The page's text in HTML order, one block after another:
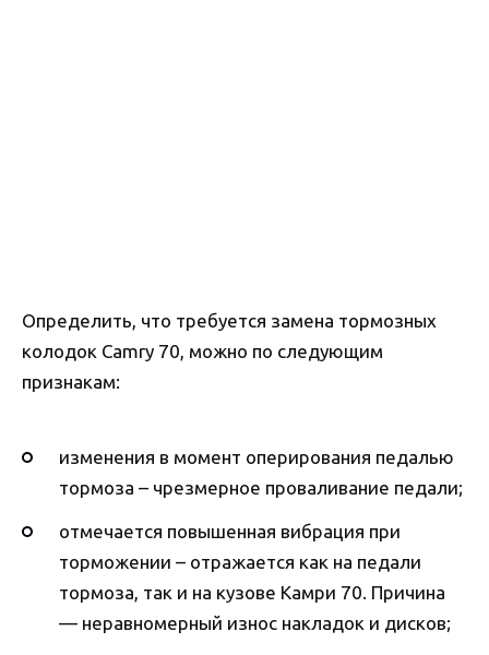
Определить, что требуется замена тормозных
колодок Camry 70, можно по следующим
признакам:
изменения в момент оперирования педалью
тормоза – чрезмерное проваливание педали;
отмечается повышенная вибрация при
торможении – отражается как на педали
тормоза, так и на кузове Камри 70. Причина
— неравномерный износ накладок и дисков;